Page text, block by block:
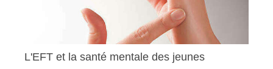
L'EFT et la santé mentale des jeunes